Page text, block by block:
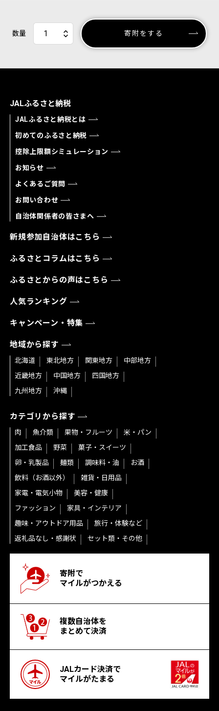
数量 寄附をする
JALふるさと納税
JALふるさと納税とは
初めてのふるさと納税
控除上限額シミュレーション
お知らせ
よくあるご質問
お問い合わせ
自治体関係者の皆さまへ
新規参加自治体はこちら
ふるさとコラムはこちら
ふるさとからの声はこちら
人気ランキング
キャンペーン・特集
地域から探す
北海道 東北地方 関東地方
中部地方
近畿地方
中国地方
四国地方
九州地方
沖縄
カテゴリから探す
肉 魚介類 果物・フルーツ
米・パン
加工食品
野菜
菓子・スイーツ
卵・乳製品
麺類 調味料・油
お酒
飲料（お酒以外）
雑貨・日用品
家電・電気小物
美容・健康
ファッション
家具・インテリア
趣味・アウトドア用品
旅行・体験など
返礼品なし・感謝状
セット類・その他
寄附で
マイルがつかえる
複数自治体を
まとめて決済
JALカード決済で
マイルがたまる